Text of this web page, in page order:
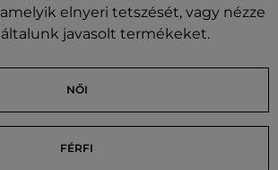
elnyeri tetszését, vagy nézze
javasolt termékeket.
NŐI
FÉRFI